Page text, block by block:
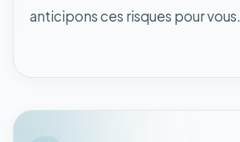
anticipons ces risques pour vous.